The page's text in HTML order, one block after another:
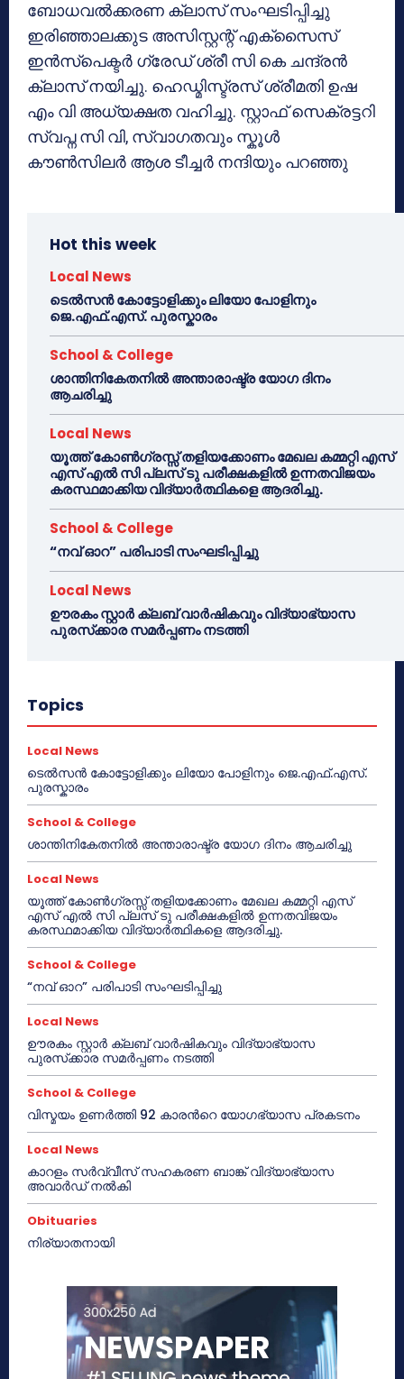
ബോധവൽക്കരണ ക്ലാസ് സംഘടിപ്പിച്ചു
ഇരിഞ്ഞാലക്കുട അസിസ്റ്റന്റ് എക്സൈസ്
ഇൻസ്പെക്ടർ ഗ്രേഡ് ശ്രീ സി കെ ചന്ദ്രൻ
ക്ലാസ് നയിച്ചു. ഹെഡ്മിസ്ട്രസ് ശ്രീമതി ഉഷ
എം വി അധ്യക്ഷത വഹിച്ചു. സ്റ്റാഫ് സെക്രട്ടറി
സ്വപ്ന സി വി, സ്വാഗതവും സ്കൂൾ
കൗൺസിലർ ആശ ടീച്ചർ നന്ദിയും പറഞ്ഞു
Hot this week
Local News
ടെൽസൻ കോട്ടോളിക്കും ലിയോ പോളിനും
ജെ.എഫ്.എസ്. പുരസ്കാരം
School & College
ശാന്തിനികേതനിൽ അന്താരാഷ്ട്ര യോഗ ദിനം
ആചരിച്ചു
Local News
യൂത്ത് കോൺഗ്രസ്സ് തളിയക്കോണം മേഖല കമ്മറ്റി എസ്
എസ് എൽ സി പ്ലസ് ടു പരീക്ഷകളിൽ ഉന്നതവിജയം
കരസ്ഥമാക്കിയ വിദ്യാർത്ഥികളെ ആദരിച്ചു.
School & College
“നവ് ഓറ” പരിപാടി സംഘടിപ്പിച്ചു
Local News
ഊരകം സ്റ്റാർ ക്ലബ് വാർഷികവും വിദ്യാഭ്യാസ
പുരസ്‌ക്കാര സമർപ്പണം നടത്തി
Topics
Local News
ടെൽസൻ കോട്ടോളിക്കും ലിയോ പോളിനും ജെ.എഫ്.എസ്.
പുരസ്കാരം
School & College
ശാന്തിനികേതനിൽ അന്താരാഷ്ട്ര യോഗ ദിനം ആചരിച്ചു
Local News
യൂത്ത് കോൺഗ്രസ്സ് തളിയക്കോണം മേഖല കമ്മറ്റി എസ്
എസ് എൽ സി പ്ലസ് ടു പരീക്ഷകളിൽ ഉന്നതവിജയം
കരസ്ഥമാക്കിയ വിദ്യാർത്ഥികളെ ആദരിച്ചു.
School & College
“നവ് ഓറ” പരിപാടി സംഘടിപ്പിച്ചു
Local News
ഊരകം സ്റ്റാർ ക്ലബ് വാർഷികവും വിദ്യാഭ്യാസ
പുരസ്‌ക്കാര സമർപ്പണം നടത്തി
School & College
വിസ്മയം ഉണർത്തി 92 കാരൻറെ യോഗഭ്യാസ പ്രകടനം
Local News
കാറളം സർവ്വീസ് സഹകരണ ബാങ്ക് വിദ്യാഭ്യാസ
അവാർഡ് നൽകി
Obituaries
നിര്യാതനായി